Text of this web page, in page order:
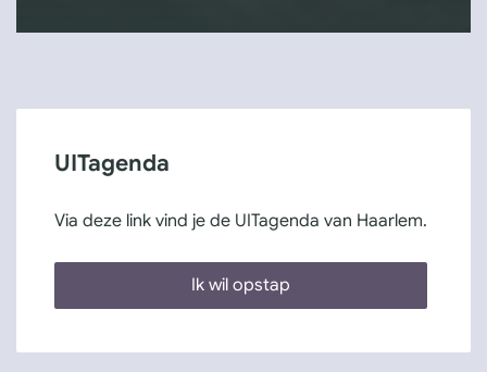
UITagenda
Via deze link vind je de UITagenda van Haarlem.
Ik wil opstap